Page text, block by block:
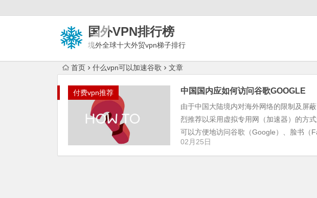
国外VPN排行榜
境外全球十大外贸vpn梯子排行
首页 什么vpn可以加速谷歌 文章
付费vpn推荐 中国国内应如何访问谷歌GOOGLE
由于中国大陆境内对海外网络的限制及屏
烈推荐以采用虚拟专用网（加速器）的方
可以方便地访问谷歌（Google）、脸书（
02月25日